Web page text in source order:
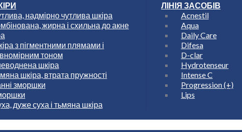
надмірно чутлива шкіра
жирна і схильна до акне
з пігментними плямами і
тоном
шкіра
шкіра, втрата пружності
зморшки
дуже суха і тьмяна шкіра
ЛІНІЯ ЗАСОБІВ
Acnestil
Aqua
Daily Care
Difesa
D-clar
Hydrotenseur
Intense C
Progression (+)
Lips